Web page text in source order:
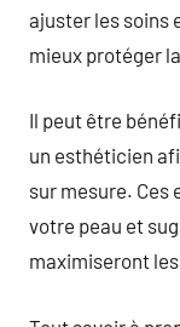
ajuster les soins
mieux protéger
Il peut être
un esthéticien
sur mesure.
votre peau et
maximiseront